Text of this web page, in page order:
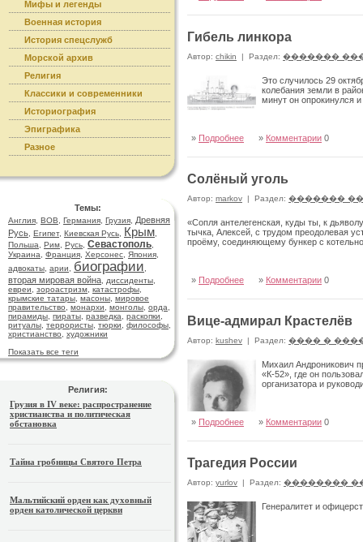
Мифы и легенды
Военная история
История спецслужб
Морской архив
Религия
Классики и современники
Историография
Эпиграфика
Разное
Темы:
Англия ВОВ Германия Грузия
Древняя
Русь Египет, Киевская Русь Крым
Польша
Рим Русь Севастополь
Украина
Франция Херсонес Япония
адвокаты арии биографии
вторая мировая война диссиденты
евреи
зороастризм катастрофы
крымские татары масоны мировое
правительство
монархи монголы орда
пирамиды пираты разведка раскопки
ритуалы террористы тюрки философы
христианство
художники
Показать все теги
Религия:
Грузия в IV веке: распространение
христианства и политическая
обстановка
Тайна гробницы Святого Петра
Мальтийский орден как духовный
орден католической церкви
Гибель линкора
Автор: chikin | Раздел: �������
Это случилось 29
колебания земли в
минут он опрокинулся
» Подробнее » Комментарии 0
Солёный уголь
Автор: markov | Раздел: �������
«Сопля антелегенская, куды ты, к
тычка, Алексей, с трудом преодолевая
проёму, соединяющему бункер с
» Подробнее » Комментарии 0
Вице-адмирал Крастелёв
Автор: kushev | Раздел: ���� �
Михаил Андроникович
«К-52», где он
организатора и
» Подробнее » Комментарии 0
Трагедия России
Автор: yurlov | Раздел: ��������
Генералитет и